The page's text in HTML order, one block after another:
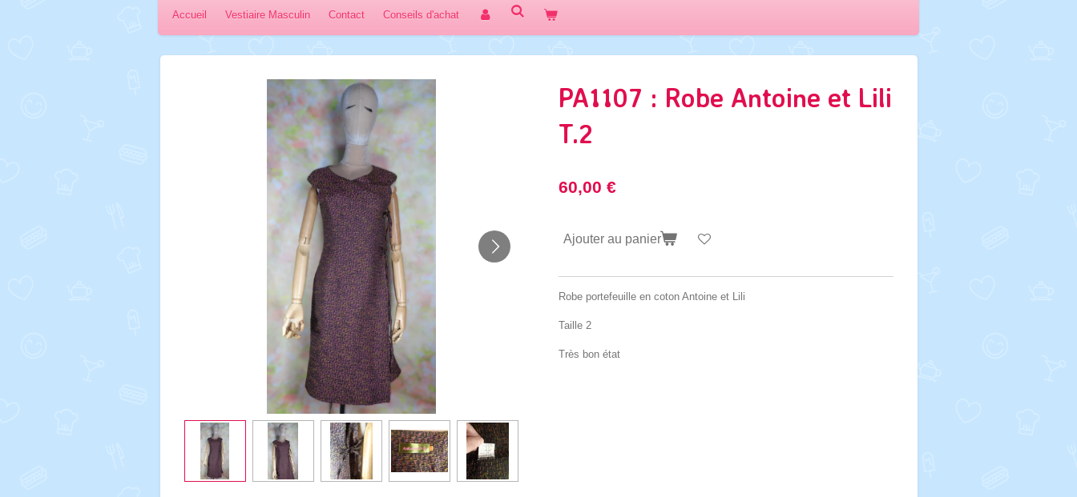
Accueil Vestiaire Masculin Contact Conseils d'achat
PA1107 : Robe Antoine et Lili
T.2
60,00 €
Ajouter au panier
Robe portefeuille en coton Antoine et Lili
Taille 2
Très bon état